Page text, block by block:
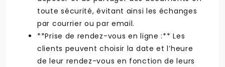
toute sécurité, évitant ainsi les échanges
par courrier ou par email.
**Prise de rendez-vous en ligne :** Les
clients peuvent choisir la date et l’heure
de leur rendez-vous en fonction de leurs